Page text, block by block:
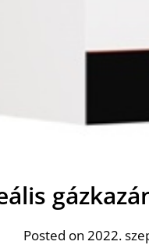
Posted on 2022.